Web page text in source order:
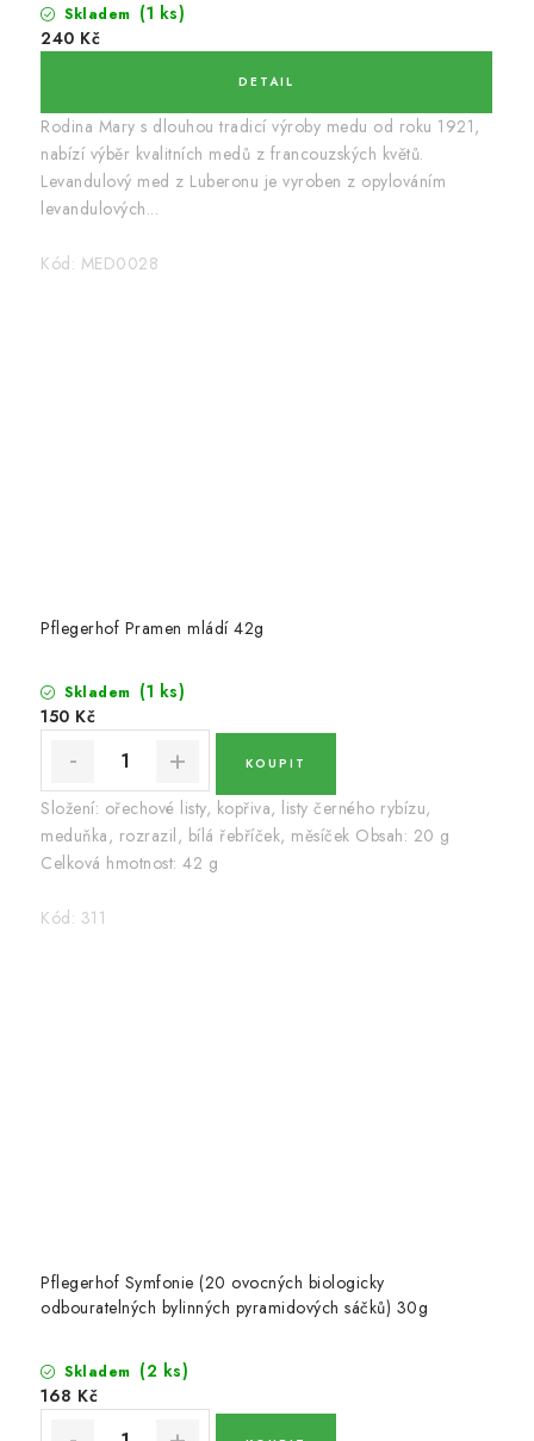
Skladem (1 ks)
240 Kč
Rodina Mary s dlouhou tradicí výroby medu od roku 1921,
nabízí výběr kvalitních medů z francouzských květů.
Levandulový med z Luberonu je vyroben z opylováním
levandulových...
Kód: MED0028
Pflegerhof Pramen mládí 42g
Skladem (1 ks)
150 Kč
Složení: ořechové listy, kopřiva, listy černého rybízu,
meduňka, rozrazil, bílá řebříček, měsíček Obsah: 20 g
Celková hmotnost: 42 g
Kód: 311
Pflegerhof Symfonie (20 ovocných biologicky
odbouratelných bylinných pyramidových sáčků) 30g
Skladem (2 ks)
168 Kč